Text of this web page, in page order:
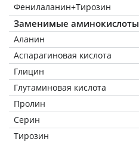
Фенилаланин+Тирозин
Заменимые аминокислоты
Аланин
Аспарагиновая кислота
Глицин
Глутаминовая кислота
Пролин
Серин
Тирозин